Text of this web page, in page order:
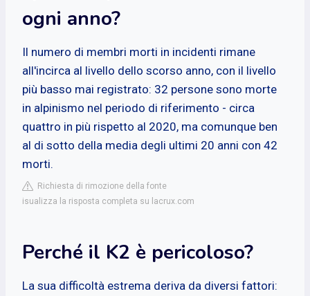
ogni anno?
Il numero di membri morti in incidenti rimane
all'incirca al livello dello scorso anno, con il livello
più basso mai registrato: 32 persone sono morte
in alpinismo nel periodo di riferimento - circa
quattro in più rispetto al 2020, ma comunque ben
al di sotto della media degli ultimi 20 anni con 42
morti.
Richiesta di rimozione della fonte
isualizza la risposta completa su lacrux.com
Perché il K2 è pericoloso?
La sua difficoltà estrema deriva da diversi fattori: